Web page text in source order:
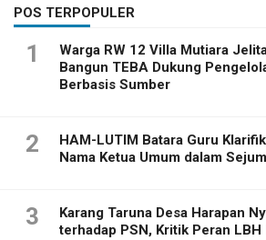
POS TERPOPULER
1
Warga RW 12 Villa Mutiara
Bangun TEBA Dukung
Berbasis Sumber
2
HAM-LUTIM Batara Guru
Nama Ketua Umum dalam
3
Karang Taruna Desa Harapan
terhadap PSN, Kritik Peran LBH